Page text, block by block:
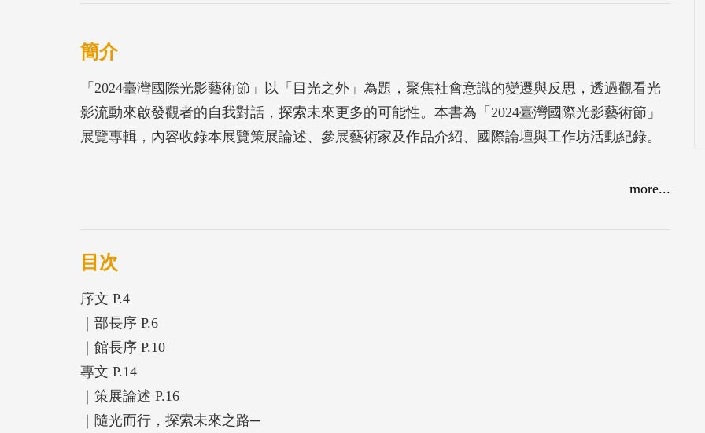
簡介
「2024臺灣國際光影藝術節」以「目光之外」為題，聚焦社會意識的變遷與反思，透過觀看光
影流動來啟發觀者的自我對話，探索未來更多的可能性。本書為「2024臺灣國際光影藝術節」
展覽專輯，內容收錄本展覽策展論述、參展藝術家及作品介紹、國際論壇與工作坊活動紀錄。
more...
目次
序文 P.4
｜部長序 P.6
｜館長序 P.10
專文 P.14
｜策展論述 P.16
｜隨光而行，探索未來之路─